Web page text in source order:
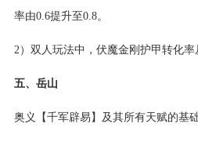
率由0.6提升至0.8。
2）双人玩法中，伏魔金刚护甲转化率
五、岳山
奥义【千军辟易】及其所有天赋的基